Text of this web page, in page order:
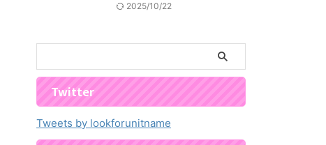
2025/10/22
Twitter
Tweets by lookforunitname